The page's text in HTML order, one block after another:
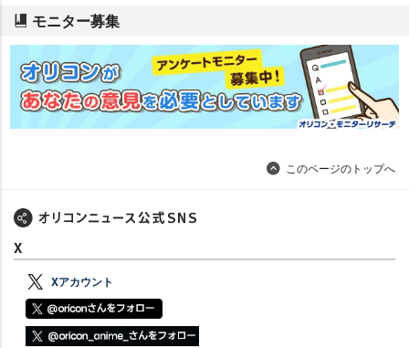
モニター募集
このページのトップへ
X
Xアカウント